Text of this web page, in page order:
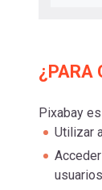
¿PARA
Pixabay
Utilizar